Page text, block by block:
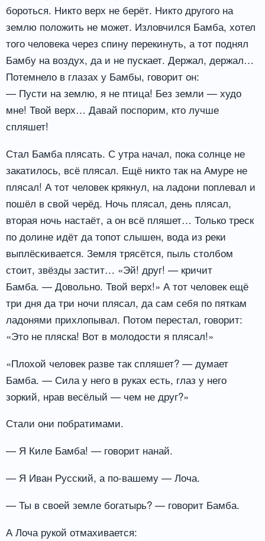
бороться. Никто верх не берёт. Никто другого на
землю положить не может. Изловчился Бамба, хотел
того человека через спину перекинуть, а тот поднял
Бамбу на воздух, да и не пускает. Держал, держал…
Потемнело в глазах у Бамбы, говорит он:
— Пусти на землю, я не птица! Без земли — худо
мне! Твой верх… Давай поспорим, кто лучше
спляшет!
Стал Бамба плясать. С утра начал, пока солнце не
закатилось, всё плясал. Ещё никто так на Амуре не
плясал! А тот человек крякнул, на ладони поплевал и
пошёл в свой черёд. Ночь плясал, день плясал,
вторая ночь настаёт, а он всё пляшет… Только треск
по долине идёт да топот слышен, вода из реки
выплёскивается. Земля трясётся, пыль столбом
стоит, звёзды застит… «Эй! друг! — кричит
Бамба. — Довольно. Твой верх!» А тот человек ещё
три дня да три ночи плясал, да сам себя по пяткам
ладонями прихлопывал. Потом перестал, говорит:
«Это не пляска! Вот в молодости я плясал!»
«Плохой человек разве так спляшет? — думает
Бамба. — Сила у него в руках есть, глаз у него
зоркий, нрав весёлый — чем не друг?»
Стали они побратимами.
— Я Киле Бамба! — говорит нанай.
— Я Иван Русский, а по-вашему — Лоча.
— Ты в своей земле богатырь? — говорит Бамба.
А Лоча рукой отмахивается: